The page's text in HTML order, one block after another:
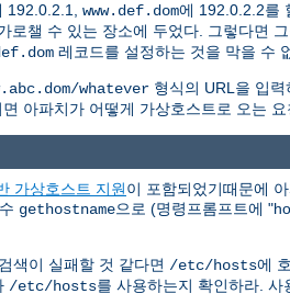
192.0.2.1, www.def.dom에 192.0.2.2를
로챌 수 있는 장소에 두었다. 그렇다면
레코드를 설정하는 것을 막을 수
whatever 형식의 URL을 입
아파치가 어떻게 가상호스트로 오는
가상호스트 지원이 포함되었기때문에
gethostname으로 (명령프롬프트에
색이 실패할 것 같다면 /etc/hosts에
/etc/hosts를 사용하는지 확인하라.